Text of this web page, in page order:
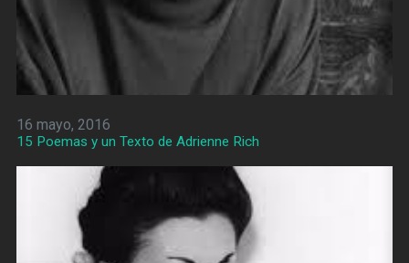
16 mayo, 2016
15 Poemas y un Texto de Adrienne Rich